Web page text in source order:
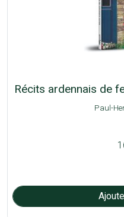
Récits ardennais de
Paul-